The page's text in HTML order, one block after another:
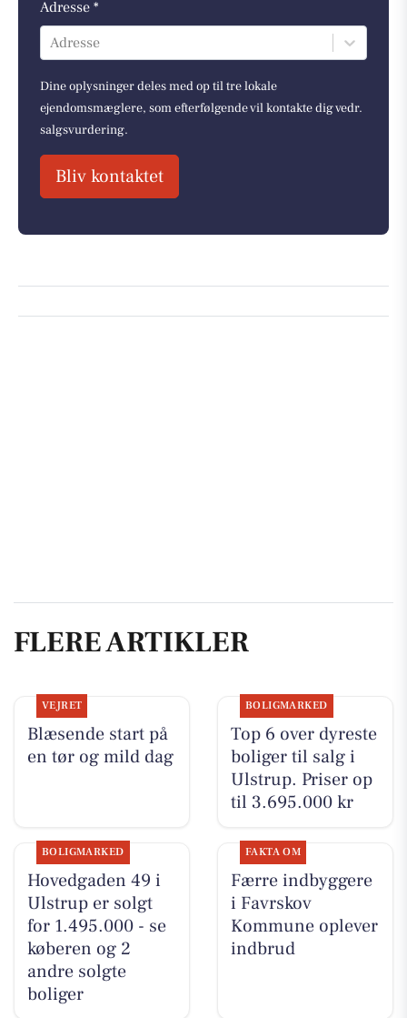
Adresse *
Adresse
Dine oplysninger deles med op til tre lokale
ejendomsmæglere, som efterfølgende vil kontakte dig vedr.
salgsvurdering.
Bliv kontaktet
FLERE ARTIKLER
VEJRET
Blæsende start på
en tør og mild dag
BOLIGMARKED
Top 6 over dyreste
boliger til salg i
Ulstrup. Priser op
til 3.695.000 kr
BOLIGMARKED
Hovedgaden 49 i
Ulstrup er solgt
for 1.495.000 - se
køberen og 2
andre solgte
boliger
FAKTA OM
Færre indbyggere
i Favrskov
Kommune oplever
indbrud